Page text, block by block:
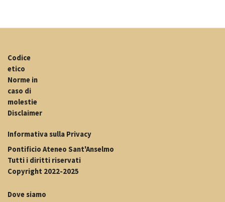
Codice
etico
Norme in
caso di
molestie
Disclaimer
Informativa sulla Privacy
Pontificio Ateneo Sant'Anselmo
Tutti i diritti riservati
Copyright 2022-2025
Dove siamo